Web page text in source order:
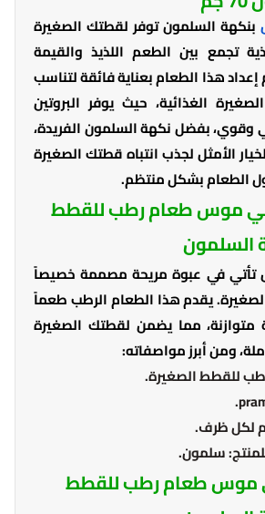
بنكهة السلمون توفر لقطتك الصغيرة
تجمع بين الطعم اللذيذ والقيمة
إعداد هذا الطعام بعناية فائقة لتناسب
الغذائية، حيث يوفر البروتين
وقوي، بفضل نكهة السلمون الفريدة،
الأمثل لجذب انتباه قطتك الصغيرة
الطعام بشكل منتظم.
موس طعام رطب للقطط
السلمون
في عبوة مريحة مصممة خصيصاً
يقدم هذا الطعام الرطب طعماً
متوازنة، مما يضمن لقطتك الصغيرة
ومن أبرز مواصفاته:
للقطط الصغيرة.
سلمون.
موس طعام رطب للقطط